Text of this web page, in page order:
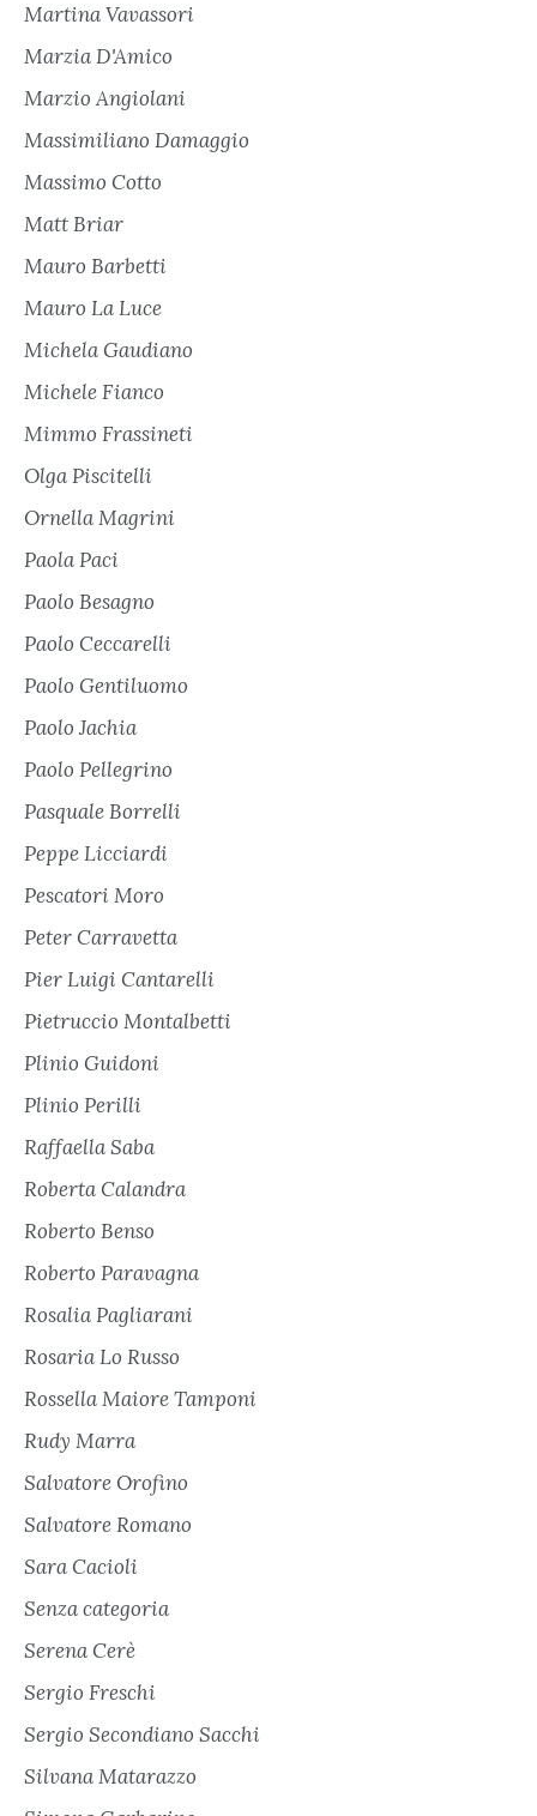
Martina Vavassori
Marzia D'Amico
Marzio Angiolani
Massimiliano Damaggio
Massimo Cotto
Matt Briar
Mauro Barbetti
Mauro La Luce
Michela Gaudiano
Michele Fianco
Mimmo Frassineti
Olga Piscitelli
Ornella Magrini
Paola Paci
Paolo Besagno
Paolo Ceccarelli
Paolo Gentiluomo
Paolo Jachia
Paolo Pellegrino
Pasquale Borrelli
Peppe Licciardi
Pescatori Moro
Peter Carravetta
Pier Luigi Cantarelli
Pietruccio Montalbetti
Plinio Guidoni
Plinio Perilli
Raffaella Saba
Roberta Calandra
Roberto Benso
Roberto Paravagna
Rosalia Pagliarani
Rosaria Lo Russo
Rossella Maiore Tamponi
Rudy Marra
Salvatore Orofino
Salvatore Romano
Sara Cacioli
Senza categoria
Serena Cerè
Sergio Freschi
Sergio Secondiano Sacchi
Silvana Matarazzo